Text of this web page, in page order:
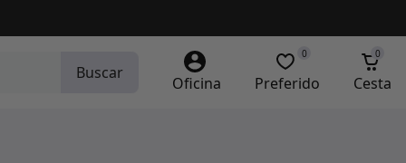
Buscar
Oficina Preferido
0
Cesta
0